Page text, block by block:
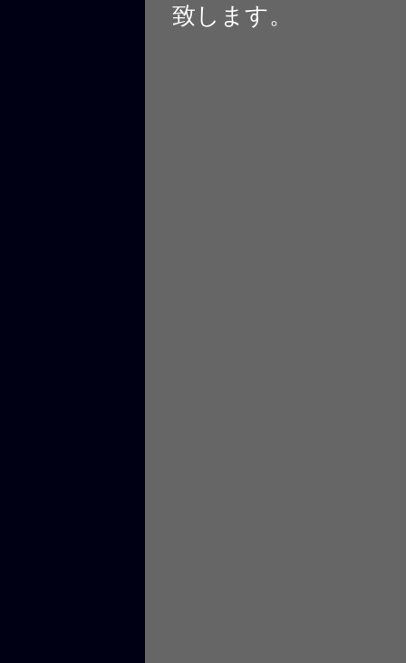
致します。